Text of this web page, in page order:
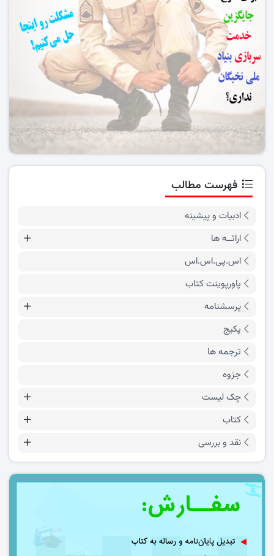
فهرست مطالب
ادبیات و پیشینه
ارائــه ها
اس.پی.اس.اس
پاورپوینت کتاب
پرسشنامه
پکیج
ترجمه ها
جزوه
چک لیست
کتاب
نقد و بررسی